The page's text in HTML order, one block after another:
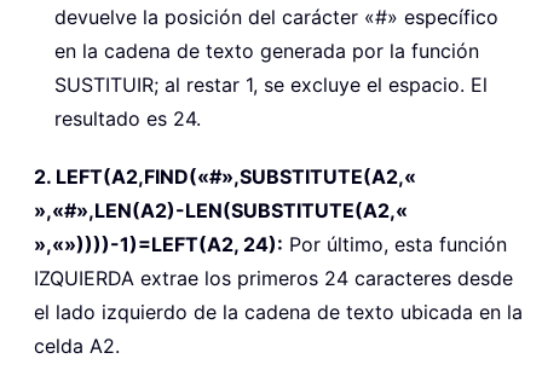
devuelve la posición del carácter «#» específico
en la cadena de texto generada por la función
SUSTITUIR; al restar 1, se excluye el espacio. El
resultado es 24.
2. LEFT(A2,FIND(«#»,SUBSTITUTE(A2,«
»,«#»,LEN(A2)-LEN(SUBSTITUTE(A2,«
»,«»))))-1)=LEFT(A2, 24): Por último, esta función
IZQUIERDA extrae los primeros 24 caracteres desde
el lado izquierdo de la cadena de texto ubicada en la
celda A2.